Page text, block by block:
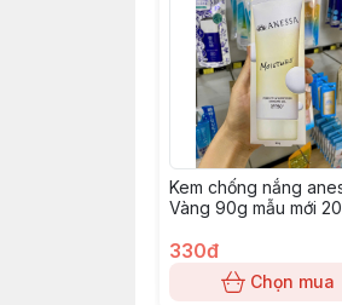
Kem chống nắng
Vàng 90g mẫu mới
330đ
Chọn mua